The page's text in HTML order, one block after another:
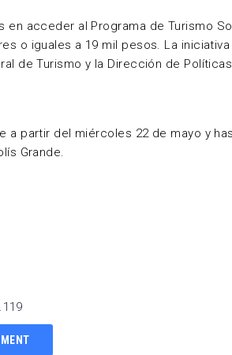
en acceder al Programa de Turismo
o iguales a 19 mil pesos. La
de Turismo y la Dirección de
a partir del miércoles 22 de mayo y
Grande.